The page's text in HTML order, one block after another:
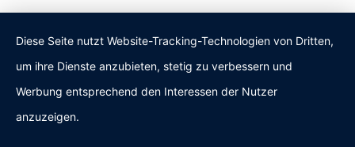
Diese Seite nutzt Website-Tracking-Technologien von Dritten,
um ihre Dienste anzubieten, stetig zu verbessern und
Werbung entsprechend den Interessen der Nutzer
anzuzeigen.